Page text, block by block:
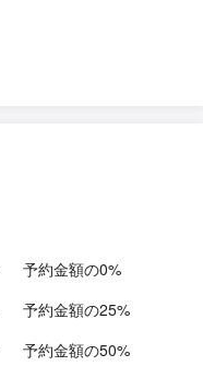
予約金額の0%
予約金額の25%
予約金額の50%